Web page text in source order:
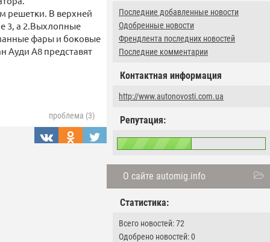
Последние добавленные новости
Одобренные новости
Френдлента последних новостей
Последние комментарии
Контактная информация
http://www.autonovosti.com.ua
Репутация:
О сайте automig.info
Статистика:
Всего новостей: 72
Одобрено новостей: 0
решетки. В верхней
3, а 2.Выхлопные
фары и боковые
Ауди A8 представят
проблема (3)